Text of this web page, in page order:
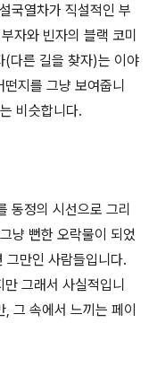
국열차가 직설적인 부
자와 빈자의 블랙 코미
(다른 길을 찾자)는 이야
지를 그냥 보여줍니
비슷합니다.
동정의 시선으로 그리
냥 뻔한 오락물이 되었
그만인 사람들입니다.
그래서 사실적입니
그 속에서 느끼는 페이